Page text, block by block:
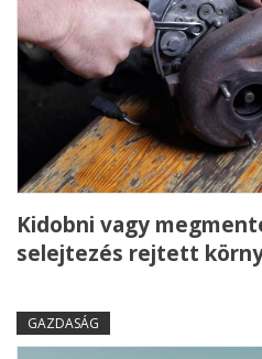
Kidobni vagy
selejtezés rejtett
GAZDASÁG